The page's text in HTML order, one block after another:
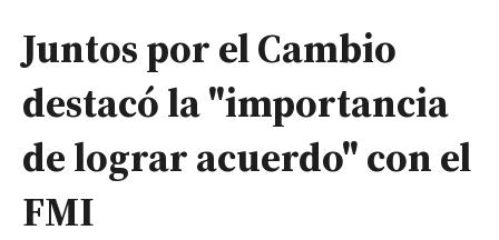
Juntos por el Cambio
destacó la "importancia
de lograr acuerdo" con el
FMI